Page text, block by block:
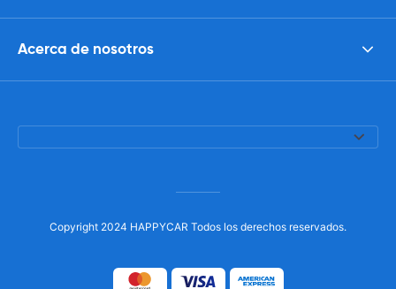
Acerca de nosotros
Copyright 2024 HAPPYCAR Todos los derechos reservados.